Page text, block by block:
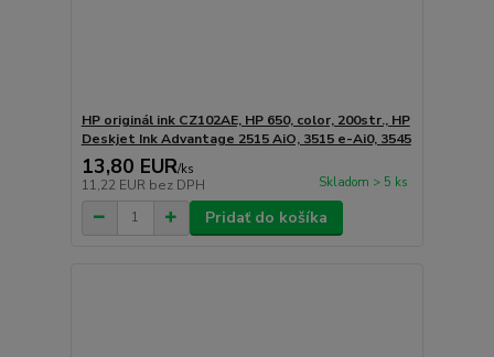
HP originál ink CZ102AE, HP 650, color, 200str., HP
Deskjet Ink Advantage 2515 AiO, 3515 e-Ai0, 3545
13,80 EUR/ks
11,22 EUR bez DPH Skladom > 5 ks
Pridať do košíka